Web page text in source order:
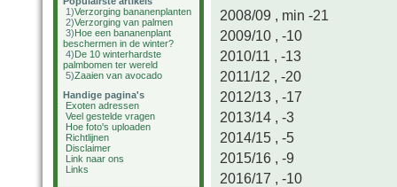
1)Verzorging bananenplanten
2)Verzorging van palmen
3)Hoe een bananenplant
beschermen in de winter?
4)De 10 winterhardste
palmbomen ter wereld
5)Zaaien van avocado
Handige pagina's
Exoten adressen
Veel gestelde vragen
Hoe foto's uploaden
Richtlijnen
Disclaimer
Link naar ons
Links
2008/09 , min -21
2009/10 , -10
2010/11 , -13
2011/12 , -20
2012/13 , -17
2013/14 , -3
2014/15 , -5
2015/16 , -9
2016/17 , -10